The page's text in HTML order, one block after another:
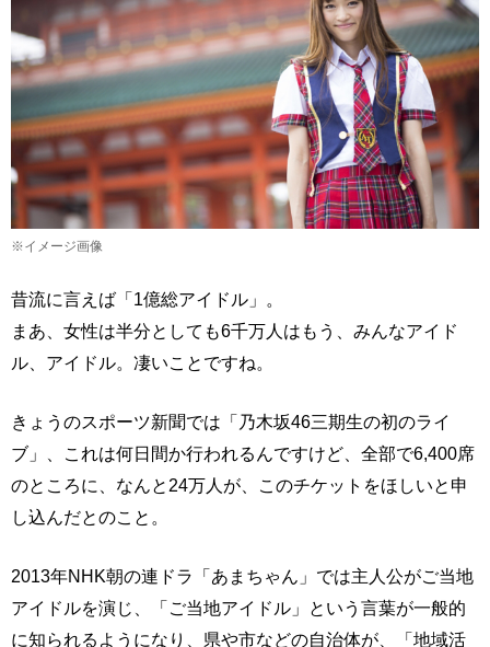
※イメージ画像
昔流に言えば「1億総アイドル」。
まあ、女性は半分としても6千万人はもう、みんなアイド
ル、アイドル。凄いことですね。
きょうのスポーツ新聞では「乃木坂46三期生の初のライ
ブ」、これは何日間か行われるんですけど、全部で6,400席
のところに、なんと24万人が、このチケットをほしいと申
し込んだとのこと。
2013年NHK朝の連ドラ「あまちゃん」では主人公がご当地
アイドルを演じ、「ご当地アイドル」という言葉が一般的
に知られるようになり、県や市などの自治体が、「地域活